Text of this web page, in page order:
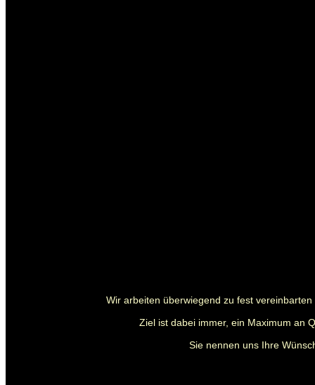
Wir arbeiten überwiegend zu fest
Ziel ist dabei immer, ein Maximum an
Sie nennen uns Ihre